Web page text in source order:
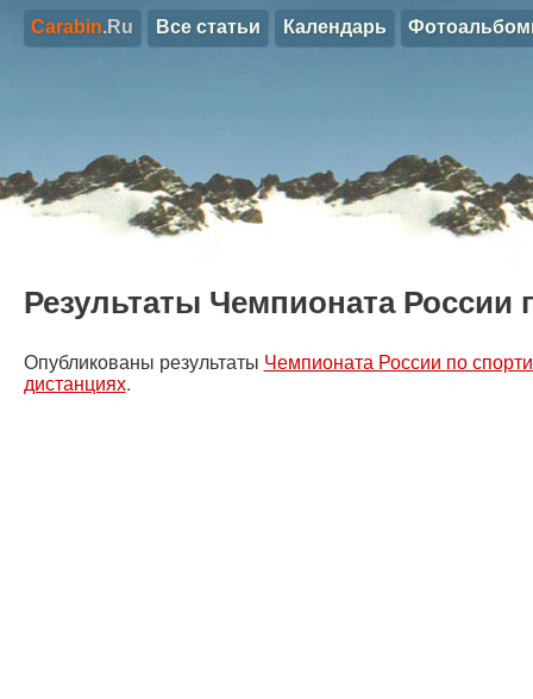
Carabin.Ru Все статьи Календарь
Результаты Чемпионата России
Опубликованы результаты Чемпионата России по
дистанциях.